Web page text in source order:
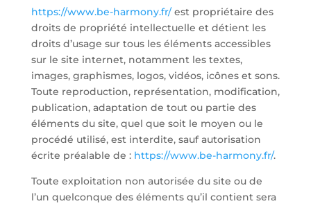
https://www.be-harmony.fr/est propriétaire des
droits de propriété intellectuelle et détient les
droits d’usage sur tous les éléments accessibles
sur le site internet, notamment les textes,
images, graphismes, logos, vidéos, icônes et sons.
Toute reproduction, représentation, modification,
publication, adaptation de tout ou partie des
éléments du site, quel que soit le moyen ou le
procédé utilisé, est interdite, sauf autorisation
écrite préalable de : https://www.be-harmony.fr/.
Toute exploitation non autorisée du site ou de
l’un quelconque des éléments qu’il contient sera